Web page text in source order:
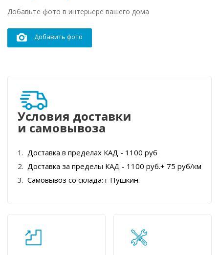
Добавьте фото в интерьере вашего дома
Добавить фото
Условия доставки
и самовывоза
Доставка в пределах КАД - 1100 руб
Доставка за пределы КАД - 1100 руб.+ 75 руб/км
Самовывоз со склада: г Пушкин.